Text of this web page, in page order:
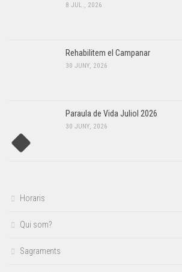
8 JUL., 2026
Rehabilitem el Campanar
30 JUNY, 2026
Paraula de Vida Juliol 2026
30 JUNY, 2026
Horaris
Qui som?
Sagraments